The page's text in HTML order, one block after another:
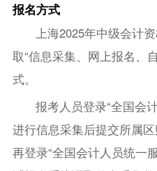
报名方式
上海2025年中级会计
取“信息采集、网上报名、
式。
报考人员登录“全国会
进行信息采集后提交所属
再登录“全国会计人员统一